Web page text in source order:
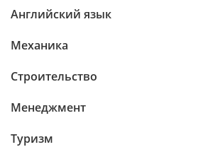
Английский язык
Механика
Строительство
Менеджмент
Туризм